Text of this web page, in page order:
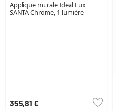
Applique murale Ideal Lux
SANTA Chrome, 1 lumière
355,81 €